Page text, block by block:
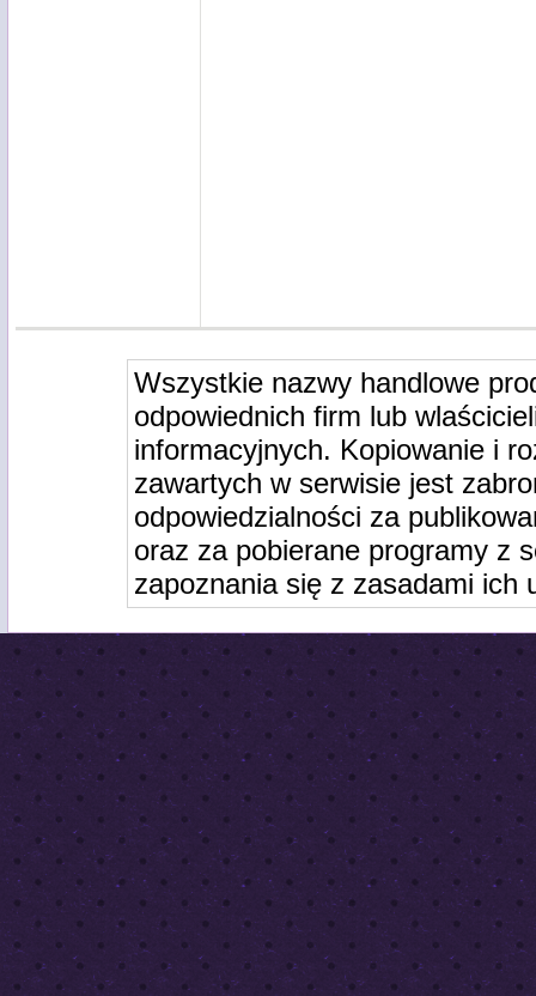
Wszystkie nazwy handlowe
odpowiednich firm lub
informacyjnych. Kopiowanie i
zawartych w serwisie jest
odpowiedzialności za
oraz za pobierane programy z
zapoznania się z zasadami ich